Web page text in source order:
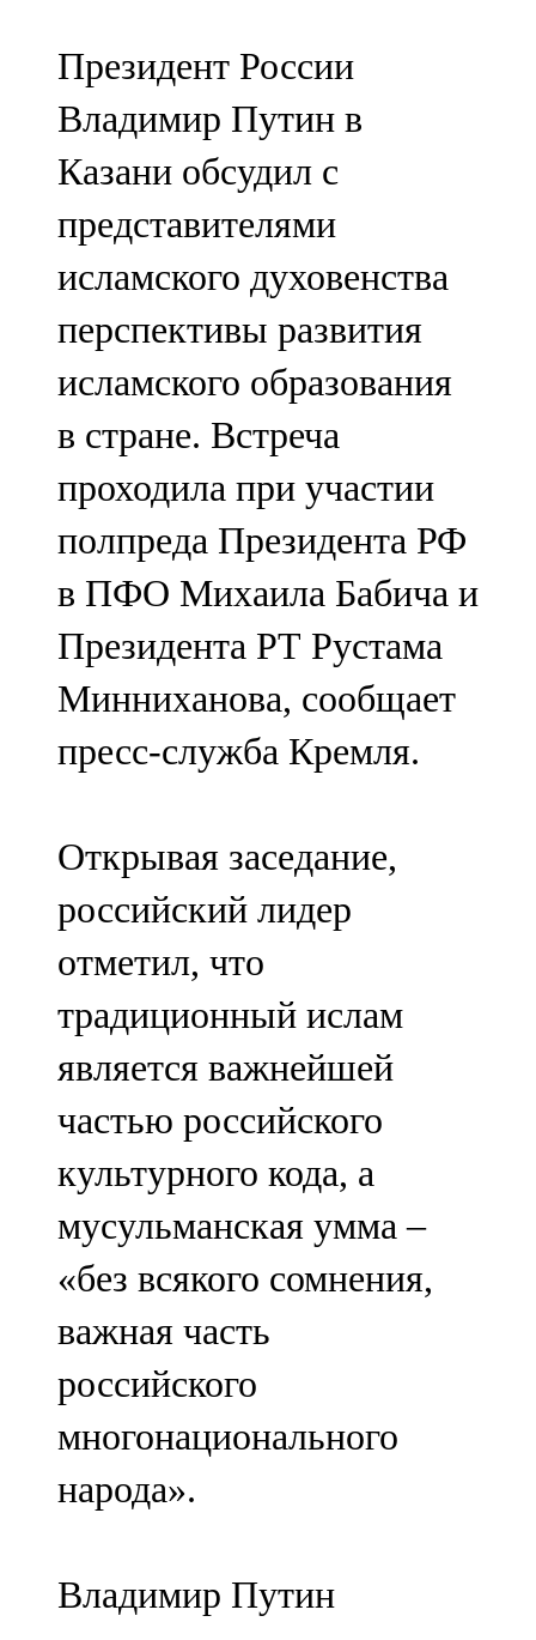
106,2 FM
Минзәлә
107,3 FM
Мөслим
100,0 FM
Нурлат
104,7 FM
Олы Әтнә
71,42 FM
Сарман
107,8 FM
Теләче
106,1 FM
Түбән Кама
Чирмешән
107,7 FM
Чистай
103,0 FM
Чүпрәле
91,0 FM
Шәмәрдән
102,3 FM
Яңа чишмә
107,0 FM
Яр Чаллы
105,5 FM
Президент России
Владимир Путин в
Казани обсудил с
представителями
исламского духовенства
перспективы развития
исламского образования
в стране. Встреча
проходила при участии
полпреда Президента РФ
в ПФО Михаила Бабича и
Президента РТ Рустама
Минниханова, сообщает
пресс-служба Кремля.
Открывая заседание,
российский лидер
отметил, что
традиционный ислам
является важнейшей
частью российского
культурного кода, а
мусульманская умма –
«без всякого сомнения,
важная часть
российского
многонационального
народа».
Владимир Путин